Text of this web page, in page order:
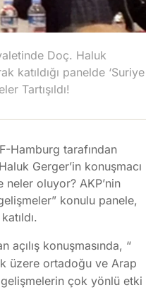
Doç. Haluk
katıldığı panelde ‘Suriye
Tartışıldı!
Hamburg tarafından
Gerger’in konuşmacı
neler oluyor? AKP’nin
konulu panele,
açılış konuşmasında, “
üzere ortadoğu ve Arap
gelişmelerin çok yönlü etki